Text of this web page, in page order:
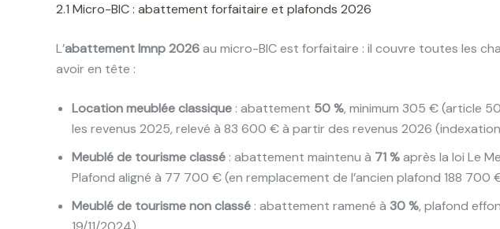
2.1 Micro-BIC : abattement forfaitaire et plafonds 2026
L’abattement lmnp 2026au micro-BIC est forfaitaire : il couvre toutes les
avoir en tête :
Location meublée classique : abattement 50 %, minimum 305 € (article
les revenus 2025, relevé à 83 600 € à partir des revenus 2026
Meublé de tourisme classé : abattement maintenu à 71 %après la loi Le
Plafond aligné à 77 700 € (en remplacement de l’ancien plafond 188 700
Meublé de tourisme non classé : abattement ramené à 30 %, plafond